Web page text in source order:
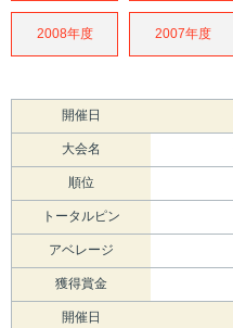
2008年度 2007年度
開催日
大会名
順位
トータルピン
アベレージ
獲得賞金
開催日